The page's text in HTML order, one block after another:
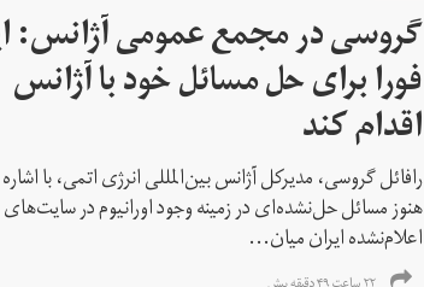
گروسی در مجمع عمومی آژانس:
فورا برای حل مسائل خود با آژانس
اقدام کند
رافائل گروسی، مدیرکل آژانس بین‌المللی انرژی اتمی، با اشاره
هنوز مسائل حل‌نشده‌ای در زمینه وجود اورانیوم در سایت‌های
اعلام‌نشده ایران میان...